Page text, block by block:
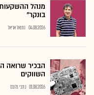
מנהל
בונקר"
04.08.2026 נתנאל אריאל
הבכיר שרואה
השווקים
01.08.2026 כתבי גלובס